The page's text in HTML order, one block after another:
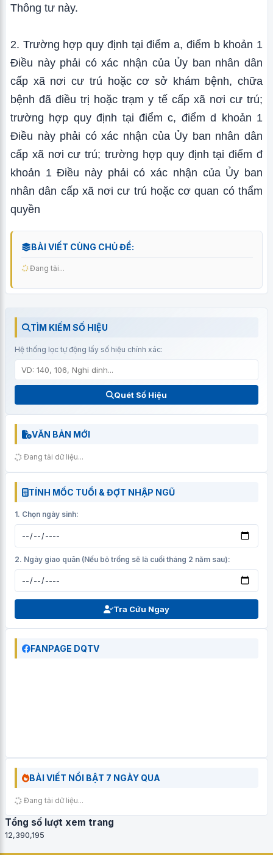
Thông tư này.
2. Trường hợp quy định tại điểm a, điểm b khoản 1
Điều này phải có xác nhận của Ủy ban nhân dân
cấp xã nơi cư trú hoặc cơ sở khám bệnh, chữa
bệnh đã điều trị hoặc trạm y tế cấp xã nơi cư trú;
trường hợp quy định tại điểm c, điểm d khoản 1
Điều này phải có xác nhận của Ủy ban nhân dân
cấp xã nơi cư trú; trường hợp quy định tại điểm đ
khoản 1 Điều này phải có xác nhận của Ủy ban
nhân dân cấp xã nơi cư trú hoặc cơ quan có thẩm
quyền
BÀI VIẾT CÙNG CHỦ ĐỀ:
Đang tải...
TÌM KIẾM SỐ HIỆU
Hệ thống lọc tự động lấy số hiệu chính xác:
Quét Số Hiệu
VĂN BẢN MỚI
Đang tải dữ liệu...
TÍNH MỐC TUỔI & ĐỢT NHẬP NGŨ
1. Chọn ngày sinh:
2. Ngày giao quân (Nếu bỏ trống sẽ là cuối tháng 2 năm sau):
Tra Cứu Ngay
FANPAGE DQTV
BÀI VIẾT NỔI BẬT 7 NGÀY QUA
Đang tải dữ liệu...
Tổng số lượt xem trang
12,390,195